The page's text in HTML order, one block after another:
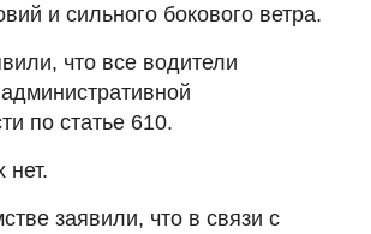
и сильного бокового ветра.
что все водители
по статье 610.
нет.
заявили, что в связи с